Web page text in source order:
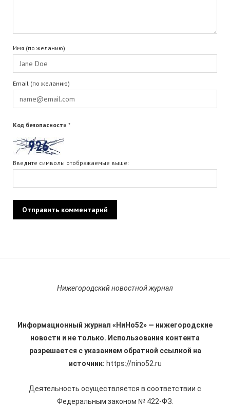
Имя (по желанию)
Email (по желанию)
Код безопасности *
Введите символы отображаемые выше:
Нижегородский новостной журнал
Информационный журнал «НиНо52» — нижегородские
новости и не только. Использования контента
разрешается с указанием обратной ссылкой на
источник: https://nino52.ru
Деятельность осуществляется в соответствии с
Федеральным законом № 422-ФЗ.